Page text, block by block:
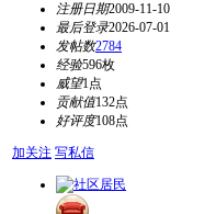
注册日期2009-11-10
最后登录2026-07-01
发帖数2784
经验596枚
威望1点
贡献值132点
好评度108点
加关注 写私信